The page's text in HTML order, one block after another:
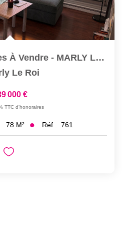
Appartement 5 Pièces À Vendre - MARLY LE ROI Centre Ville
Le Roi
000 €
TTC d'honoraires
78 M² Réf : 761